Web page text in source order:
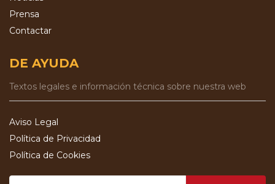
Prensa
Contactar
DE AYUDA
Textos legales e información técnica sobre nuestra web
Aviso Legal
Política de Privacidad
Política de Cookies